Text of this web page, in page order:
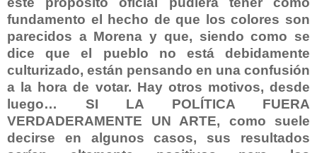
fundamento el hecho de que los colores son
parecidos a Morena y que, siendo como se
dice que el pueblo no está debidamente
culturizado, están pensando en una confusión
a la hora de votar. Hay otros motivos, desde
luego… SI LA POLÍTICA FUERA
VERDADERAMENTE UN ARTE, como suele
decirse en algunos casos, sus resultados